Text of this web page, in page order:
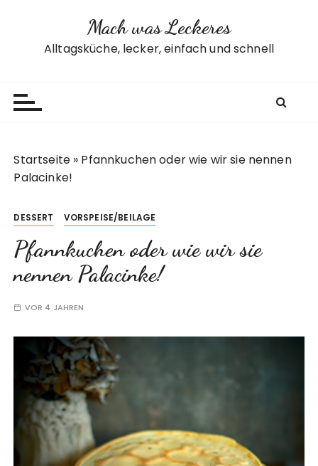
Mach was Leckeres
Alltagsküche, lecker, einfach und schnell
Startseite » Pfannkuchen oder wie wir sie nennen
Palacinke!
DESSERT VORSPEISE/BEILAGE
Pfannkuchen oder wie wir sie
nennen Palacinke!
VOR 4 JAHREN